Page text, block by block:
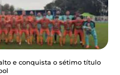
e conquista o sétimo título